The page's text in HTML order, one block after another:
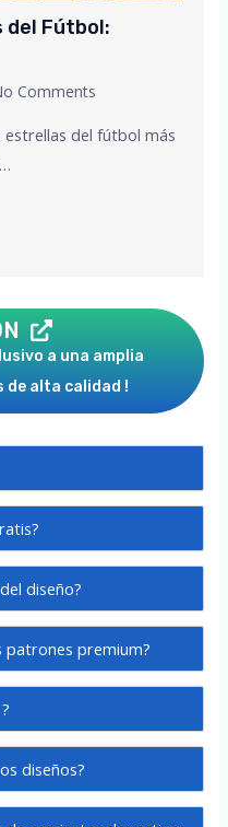
del Fútbol:
Comments
estrellas del fútbol más
a una amplia
de alta calidad !
diseño?
patrones premium?
diseños?